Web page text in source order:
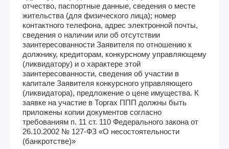
отчество, паспортные данные, сведения о месте
жительства (для физического лица); номер
контактного телефона, адрес электронной почты,
сведения о наличии или об отсутствии
заинтересованности Заявителя по отношению к
должнику, кредиторам, конкурсному управляющему
(ликвидатору) и о характере этой
заинтересованности, сведения об участии в
капитале Заявителя конкурсного управляющего
(ликвидатора), предложение о цене имущества. К
заявке на участие в Торгах ППП должны быть
приложены копии документов согласно
требованиям п. 11 ст. 110 Федерального закона от
26.10.2002 № 127-ФЗ «О несостоятельности
(банкротстве)»